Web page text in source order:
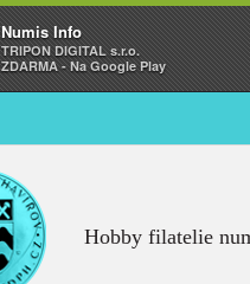
Numis Info
TRIPON DIGITAL s.r.o.
ZDARMA - Na Google Play
Hobby filatelie